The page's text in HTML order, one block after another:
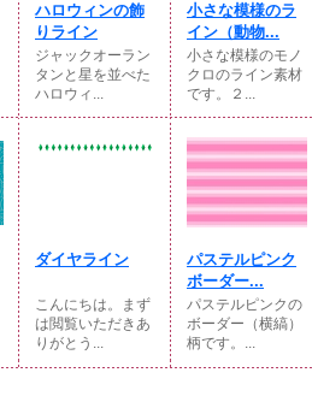
ハロウィンの飾
りライン
ジャックオーラン
タンと星を並べた
ハロウィ...
小さな模様のラ
イン（動物...
小さな模様のモノ
クロのライン素材
です。２...
ダイヤライン
こんにちは。まず
は閲覧いただきあ
りがとう...
パステルピンク
ボーダー...
パステルピンクの
ボーダー（横縞）
柄です。...